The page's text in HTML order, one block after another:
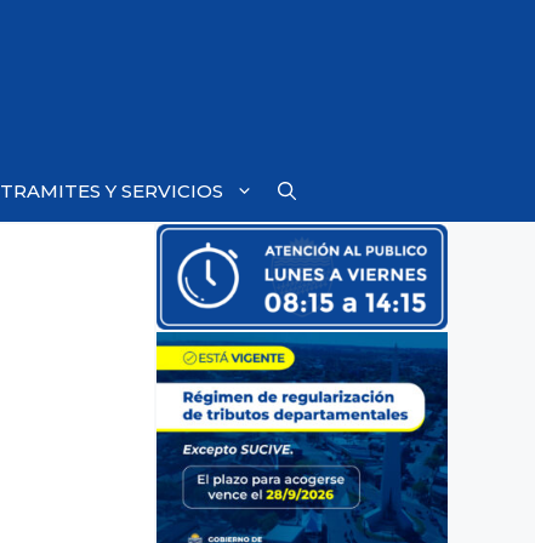
TRAMITES Y SERVICIOS